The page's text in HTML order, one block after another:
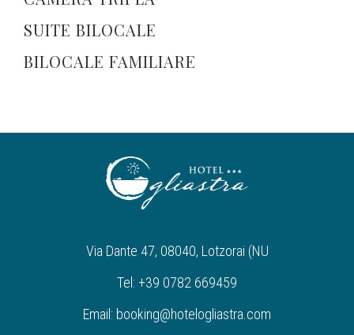
SUITE BILOCALE
BILOCALE FAMILIARE
Via Dante 47, 08040, Lotzorai (NU
Tel: +39 0782 669459
Email: booking@hotelogliastra.com